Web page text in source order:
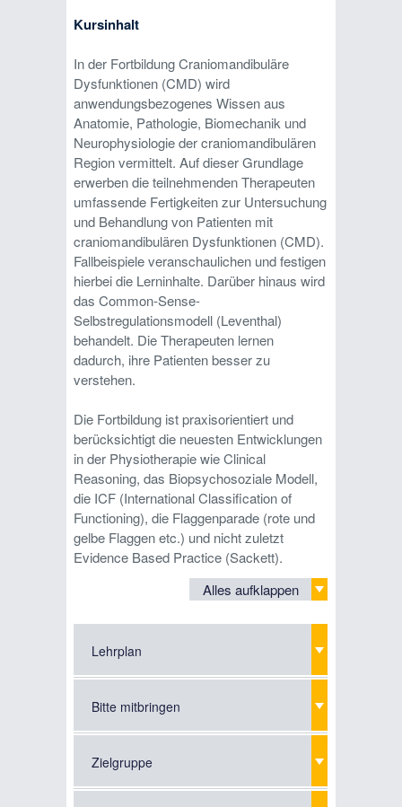
Kursinhalt
In der Fortbildung Craniomandibuläre
Dysfunktionen (CMD) wird
anwendungsbezogenes Wissen aus
Anatomie, Pathologie, Biomechanik und
Neurophysiologie der craniomandibulären
Region vermittelt. Auf dieser Grundlage
erwerben die teilnehmenden Therapeuten
umfassende Fertigkeiten zur Untersuchung
und Behandlung von Patienten mit
craniomandibulären Dysfunktionen (CMD).
Fallbeispiele veranschaulichen und festigen
hierbei die Lerninhalte. Darüber hinaus wird
das Common-Sense-
Selbstregulationsmodell (Leventhal)
behandelt. Die Therapeuten lernen
dadurch, ihre Patienten besser zu
verstehen.
Die Fortbildung ist praxisorientiert und
berücksichtigt die neuesten Entwicklungen
in der Physiotherapie wie Clinical
Reasoning, das Biopsychosoziale Modell,
die ICF (International Classification of
Functioning), die Flaggenparade (rote und
gelbe Flaggen etc.) und nicht zuletzt
Evidence Based Practice (Sackett).
Alles aufklappen
Lehrplan
Bitte mitbringen
Zielgruppe